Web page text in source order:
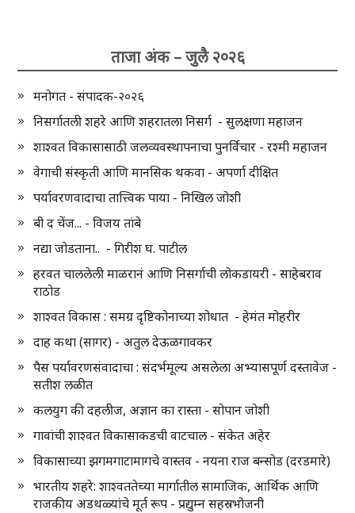
ताजा अंक – जुलै २०२६
मनोगत - संपादक-२०२६
निसर्गातली शहरे आणि शहरातला निसर्ग - सुलक्षणा महाजन
शाश्वत विकासासाठी जलव्यवस्थापनाचा पुनर्विचार - रश्मी महाजन
वेगाची संस्कृती आणि मानसिक थकवा - अपर्णा दीक्षित
पर्यावरणवादाचा तात्त्विक पाया - निखिल जोशी
बी द चेंज... - विजय तांबे
नद्या जोडताना.. - गिरीश घ. पाटील
हरवत चाललेली माळरानं आणि निसर्गाची लोकडायरी - साहेबराव
राठोड
शाश्वत विकास : समग्र दृष्टिकोनाच्या शोधात - हेमंत मोहरीर
दाह कथा (सागर) - अतुल देऊळगावकर
पैस पर्यावरणसंवादाचा : संदर्भमूल्य असलेला अभ्यासपूर्ण दस्तावेज -
सतीश लळीत
कलयुग की दहलीज, अज्ञान का रास्ता - सोपान जोशी
गावांची शाश्वत विकासाकडची वाटचाल - संकेत अहेर
विकासाच्या झगमगाटामागचे वास्तव - नयना राज बन्सोड (दरडमारे)
भारतीय शहरे: शाश्वततेच्या मार्गातील सामाजिक, आर्थिक आणि
राजकीय अडथळ्यांचे मूर्त रूप - प्रद्युम्न सहस्रभोजनी